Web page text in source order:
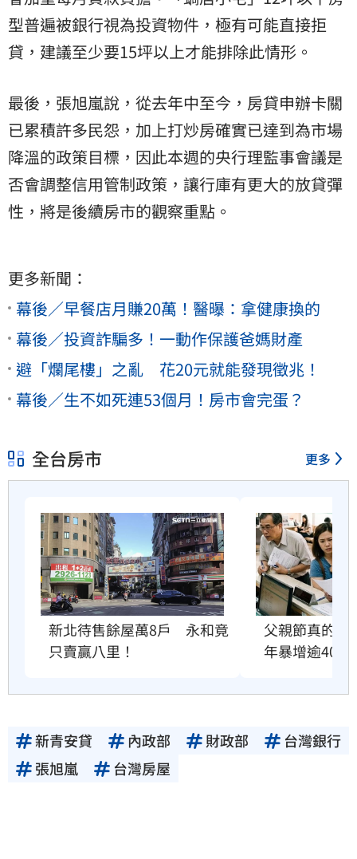
型普遍被銀行視為投資物件，極有可能直接拒
貸，建議至少要15坪以上才能排除此情形。
最後，張旭嵐說，從去年中至今，房貸申辦卡關
已累積許多民怨，加上打炒房確實已達到為市場
降溫的政策目標，因此本週的央行理監事會議是
否會調整信用管制政策，讓行庫有更大的放貸彈
性，將是後續房市的觀察重點。
更多新聞：
幕後／早餐店月賺20萬！醫曝：拿健康換的
幕後／投資詐騙多！一動作保護爸媽財產
避「爛尾樓」之亂 花20元就能發現徵兆！
幕後／生不如死連53個月！房市會完蛋？
全台房市 更多
新北待售餘屋萬8戶　永和竟
只賣贏八里！
父親節真的快
年暴增逾400
新青安貸 內政部 財政部
台灣銀行
張旭嵐
台灣房屋